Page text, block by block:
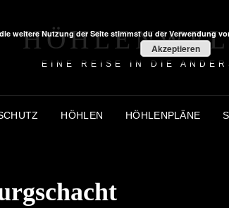
EINE REISE IN DIE
HÖHLEN HÖHLENPLÄNE
weitere Nutzung der Seite stimmst du der Verwendung
Akzeptieren